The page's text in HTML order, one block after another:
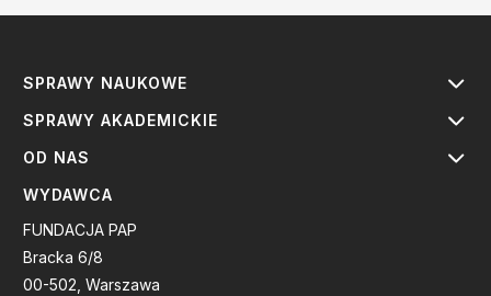
SPRAWY NAUKOWE
SPRAWY AKADEMICKIE
OD NAS
WYDAWCA
FUNDACJA PAP
Bracka 6/8
00-502, Warszawa